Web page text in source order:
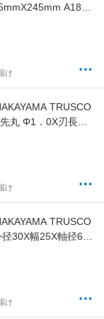
A180
像はイメージで
す》
け
TRUSCO
丸 Φ1．0X刃長6X
け
TRUSCO
30X幅25X軸径6 5
1箱5個）《※画像
とは異なります》
け